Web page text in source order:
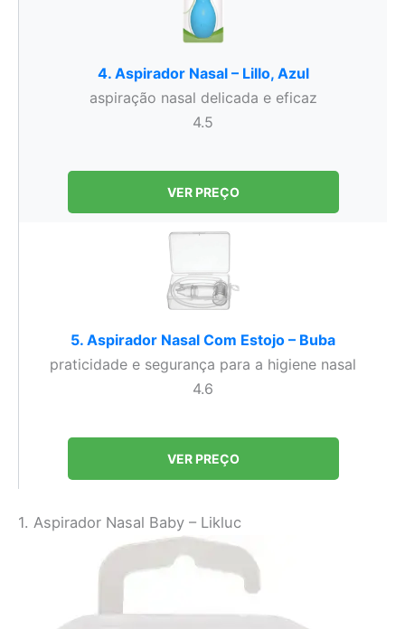
4. Aspirador Nasal – Lillo, Azul
aspiração nasal delicada e eficaz
4.5
VER PREÇO
5. Aspirador Nasal Com Estojo – Buba
praticidade e segurança para a higiene nasal
4.6
VER PREÇO
1. Aspirador Nasal Baby – Likluc